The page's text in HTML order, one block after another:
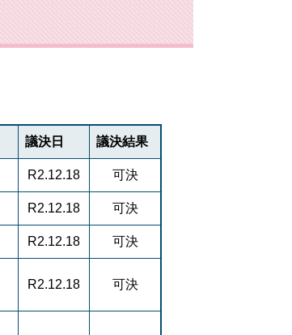
議決日 議決結果
R2.12.18 可決
R2.12.18 可決
R2.12.18 可決
R2.12.18 可決